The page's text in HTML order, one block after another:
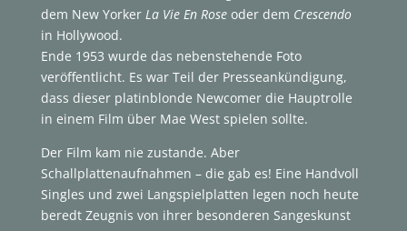
dem New Yorker La Vie En Roseoder dem Crescendo
in Hollywood.
Ende 1953 wurde das nebenstehende Foto
veröffentlicht. Es war Teil der Presseankündigung,
dass dieser platinblonde Newcomer die Hauptrolle
in einem Film über Mae West spielen sollte.
Der Film kam nie zustande. Aber
Schallplattenaufnahmen – die gab es! Eine Handvoll
Singles und zwei Langspielplatten legen noch heute
beredt Zeugnis von ihrer besonderen Sangeskunst